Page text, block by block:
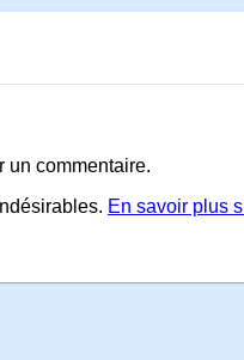
un commentaire.
En savoir plus